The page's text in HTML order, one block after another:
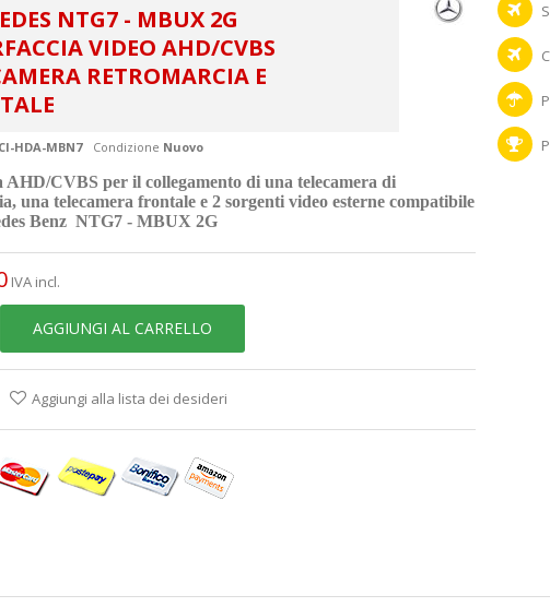
NTG7 - MBUX 2G
VIDEO AHD/CVBS
RETROMARCIA E
CI-HDA-MBN7 Condizione Nuovo
AHD/CVBS per il collegamento di una telecamera di
una telecamera frontale e 2 sorgenti video esterne compatibile
Benz NTG7 - MBUX 2G
IVA incl.
AGGIUNGI AL CARRELLO
Aggiungi alla lista dei desideri